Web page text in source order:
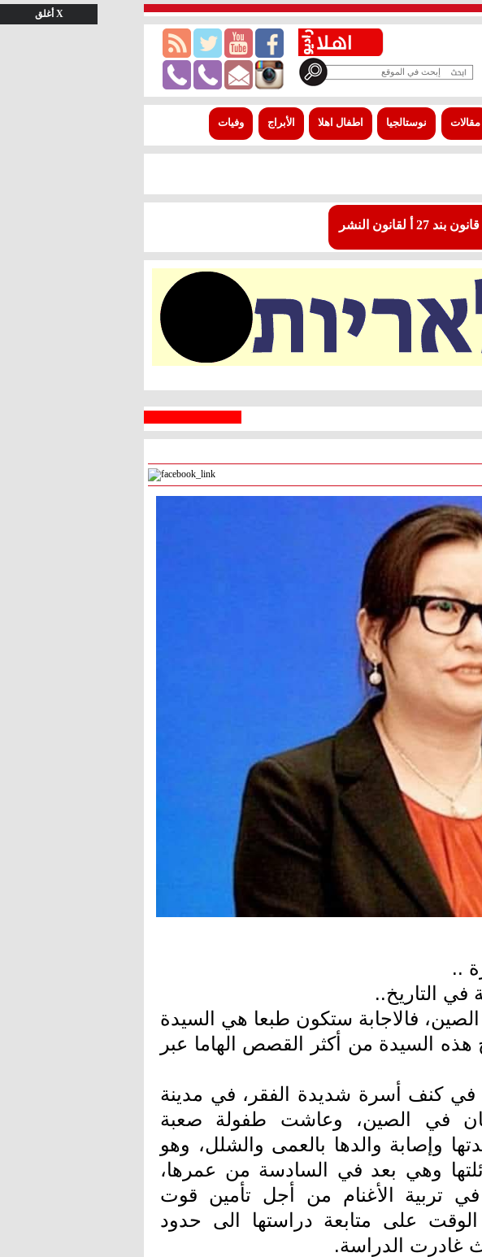
X أغلق
مقالات نوستالجيا اطفال اهلا الأبراج وفيات
..
التاريخ..
فالاجابة ستكون طبعا هي السيدة
السيدة من أكثر القصص الهاما عبر
ولدت تشو كونفي سنة 1970 في كنف أسرة شديدة الفقر، في مدينة
في الصين، وعاشت طفولة صعبة
وإصابة والدها بالعمى والشلل، وهو
وهي بعد في السادسة من عمرها،
تربية الأغنام من أجل تأمين قوت
على متابعة دراستها الى حدود
غادرت الدراسة.